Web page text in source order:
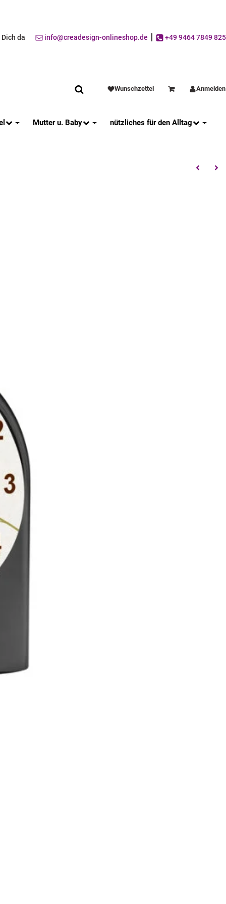
da info@creadesign-onlineshop.de +49 9464 7849 825
Wunschzettel WarenkorbAnmelden
Mutter u. Baby nützliches für den Alltag